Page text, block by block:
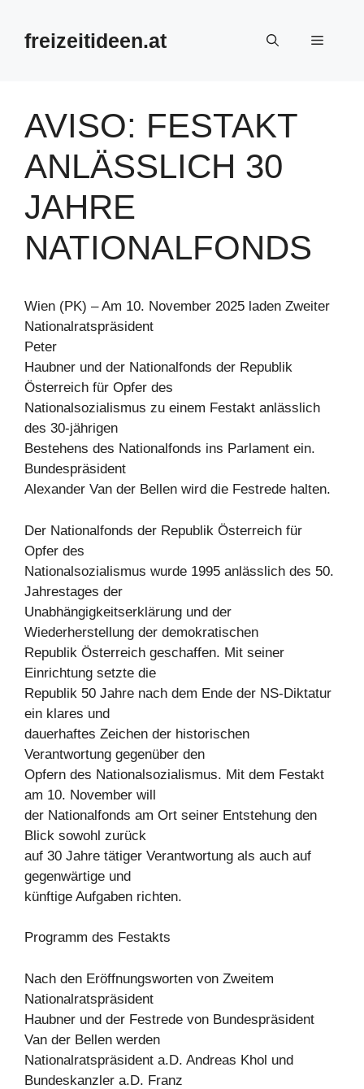
Inhalt
springenfreizeitideen.at Menü
AVISO: FESTAKT
ANLÄSSLICH 30
JAHRE
NATIONALFONDS
Wien (PK) – Am 10. November 2025 laden Zweiter
Nationalratspräsident
Peter
Haubner und der Nationalfonds der Republik
Österreich für Opfer des
Nationalsozialismus zu einem Festakt anlässlich
des 30-jährigen
Bestehens des Nationalfonds ins Parlament ein.
Bundespräsident
Alexander Van der Bellen wird die Festrede halten.
Der Nationalfonds der Republik Österreich für
Opfer des
Nationalsozialismus wurde 1995 anlässlich des 50.
Jahrestages der
Unabhängigkeitserklärung und der
Wiederherstellung der demokratischen
Republik Österreich geschaffen. Mit seiner
Einrichtung setzte die
Republik 50 Jahre nach dem Ende der NS-Diktatur
ein klares und
dauerhaftes Zeichen der historischen
Verantwortung gegenüber den
Opfern des Nationalsozialismus. Mit dem Festakt
am 10. November will
der Nationalfonds am Ort seiner Entstehung den
Blick sowohl zurück
auf 30 Jahre tätiger Verantwortung als auch auf
gegenwärtige und
künftige Aufgaben richten.
Programm des Festakts
Nach den Eröffnungsworten von Zweitem
Nationalratspräsident
Haubner und der Festrede von Bundespräsident
Van der Bellen werden
Nationalratspräsident a.D. Andreas Khol und
Bundeskanzler a.D. Franz